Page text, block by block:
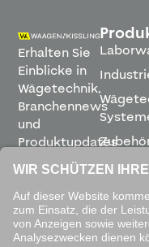
Erhalten Sie
Einblicke in
Wägetechnik,
Branchennews
und
Produktupdates
direkt in
Ihren
Posteingang.